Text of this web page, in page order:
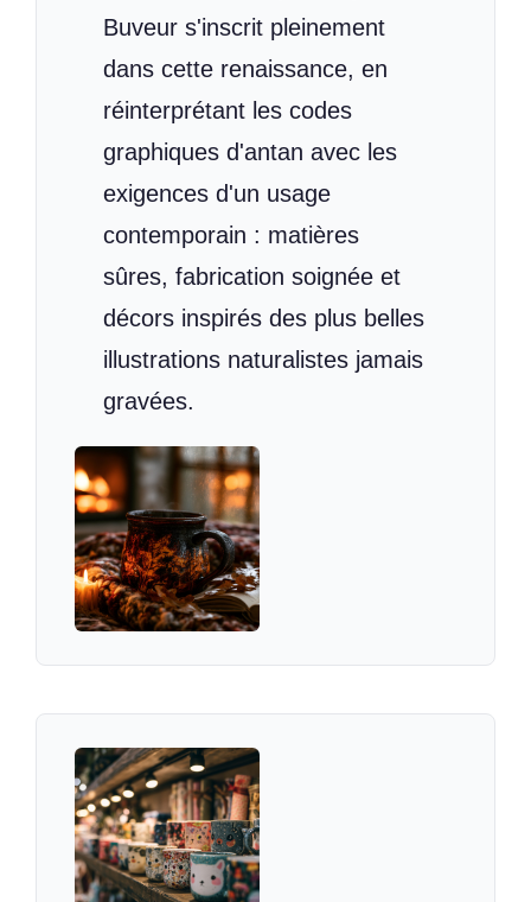
Buveur s'inscrit pleinement
dans cette renaissance, en
réinterprétant les codes
graphiques d'antan avec les
exigences d'un usage
contemporain : matières
sûres, fabrication soignée et
décors inspirés des plus belles
illustrations naturalistes jamais
gravées.